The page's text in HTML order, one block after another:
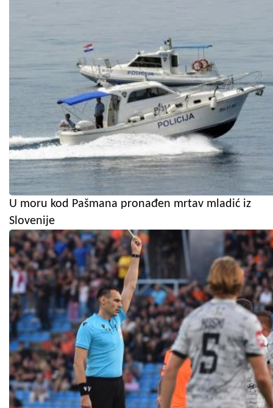
U moru kod Pašmana pronađen mrtav mladić iz
Slovenije